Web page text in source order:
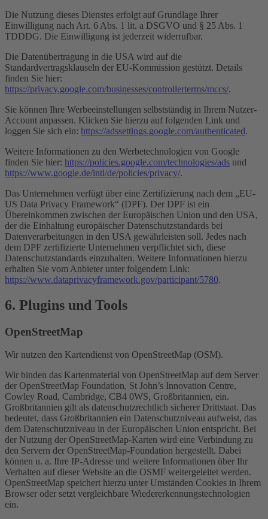
Die Nutzung dieses Dienstes erfolgt auf Grundlage Ihrer
Einwilligung nach Art. 6 Abs. 1 lit. a DSGVO und § 25 Abs. 1
TDDDG. Die Einwilligung ist jederzeit widerrufbar.
Die Datenübertragung in die USA wird auf die
Standardvertragsklauseln der EU-Kommission gestützt. Details
finden Sie hier:
https://privacy.google.com/businesses/controllerterms/mccs/.
Sie können Ihre Werbeeinstellungen selbstständig in Ihrem Nutzer-
Account anpassen. Klicken Sie hierzu auf folgenden Link und
loggen Sie sich ein: https://adssettings.google.com/authenticated.
Weitere Informationen zu den Werbetechnologien von Google
finden Sie hier: https://policies.google.com/technologies/ads und
https://www.google.de/intl/de/policies/privacy/.
Das Unternehmen verfügt über eine Zertifizierung nach dem „EU-
US Data Privacy Framework“ (DPF). Der DPF ist ein
Übereinkommen zwischen der Europäischen Union und den USA,
der die Einhaltung europäischer Datenschutzstandards bei
Datenverarbeitungen in den USA gewährleisten soll. Jedes nach
dem DPF zertifizierte Unternehmen verpflichtet sich, diese
Datenschutzstandards einzuhalten. Weitere Informationen hierzu
erhalten Sie vom Anbieter unter folgendem Link:
https://www.dataprivacyframework.gov/participant/5780.
6. Plugins und Tools
OpenStreetMap
Wir nutzen den Kartendienst von OpenStreetMap (OSM).
Wir binden das Kartenmaterial von OpenStreetMap auf dem Server
der OpenStreetMap Foundation, St John’s Innovation Centre,
Cowley Road, Cambridge, CB4 0WS, Großbritannien, ein.
Großbritannien gilt als datenschutzrechtlich sicherer Drittstaat. Das
bedeutet, dass Großbritannien ein Datenschutzniveau aufweist, das
dem Datenschutzniveau in der Europäischen Union entspricht. Bei
der Nutzung der OpenStreetMap-Karten wird eine Verbindung zu
den Servern der OpenStreetMap-Foundation hergestellt. Dabei
können u. a. Ihre IP-Adresse und weitere Informationen über Ihr
Verhalten auf dieser Website an die OSMF weitergeleitet werden.
OpenStreetMap speichert hierzu unter Umständen Cookies in Ihrem
Browser oder setzt vergleichbare Wiedererkennungstechnologien
ein.